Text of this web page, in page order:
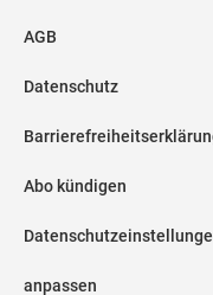
AGB
Datenschutz
Abo kündigen
anpassen